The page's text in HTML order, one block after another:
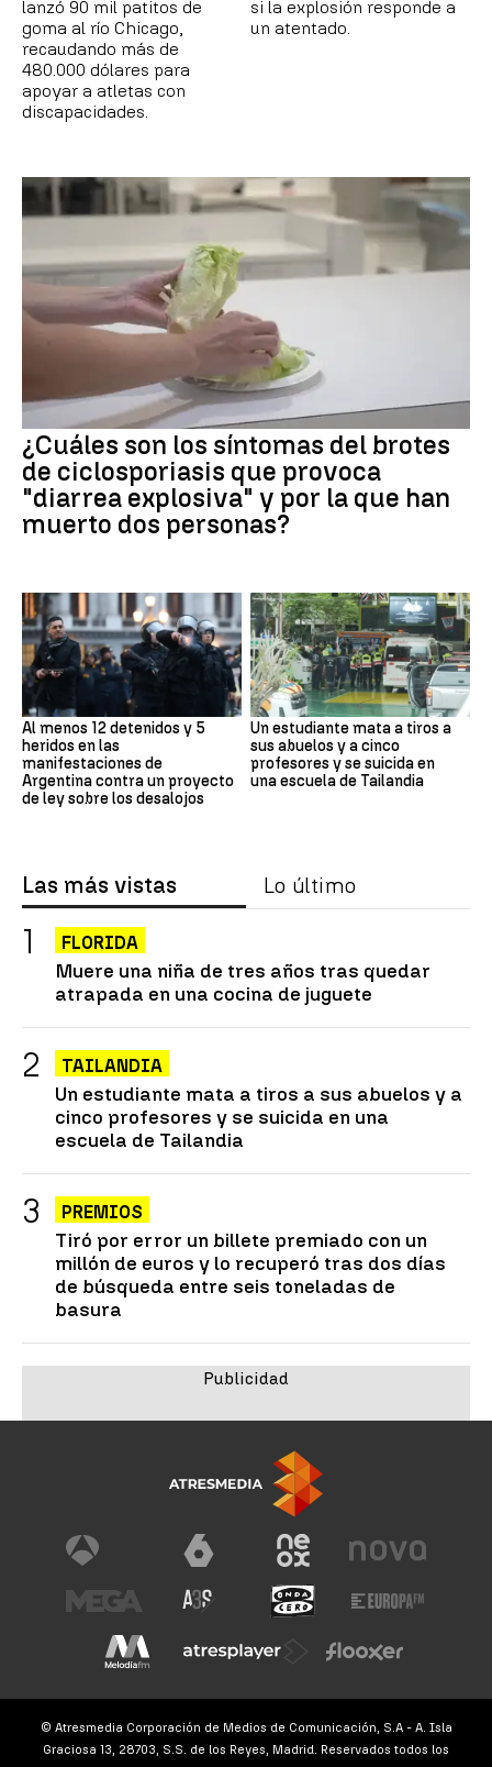
lanzó 90 mil patitos de
goma al río Chicago,
recaudando más de
480.000 dólares para
apoyar a atletas con
discapacidades.
si la explosión responde a
un atentado.
¿Cuáles son los síntomas del brotes
de ciclosporiasis que provoca
"diarrea explosiva" y por la que han
muerto dos personas?
Al menos 12 detenidos y 5
heridos en las
manifestaciones de
Argentina contra un proyecto
de ley sobre los desalojos
Un estudiante mata a tiros a
sus abuelos y a cinco
profesores y se suicida en
una escuela de Tailandia
Las más vistas Lo último
FLORIDA
Muere una niña de tres años tras quedar
atrapada en una cocina de juguete
TAILANDIA
Un estudiante mata a tiros a sus abuelos y a
cinco profesores y se suicida en una
escuela de Tailandia
PREMIOS
Tiró por error un billete premiado con un
millón de euros y lo recuperó tras dos días
de búsqueda entre seis toneladas de
basura
© Atresmedia Corporación de Medios de Comunicación, S.A - A. Isla
Graciosa 13, 28703, S.S. de los Reyes, Madrid. Reservados todos los